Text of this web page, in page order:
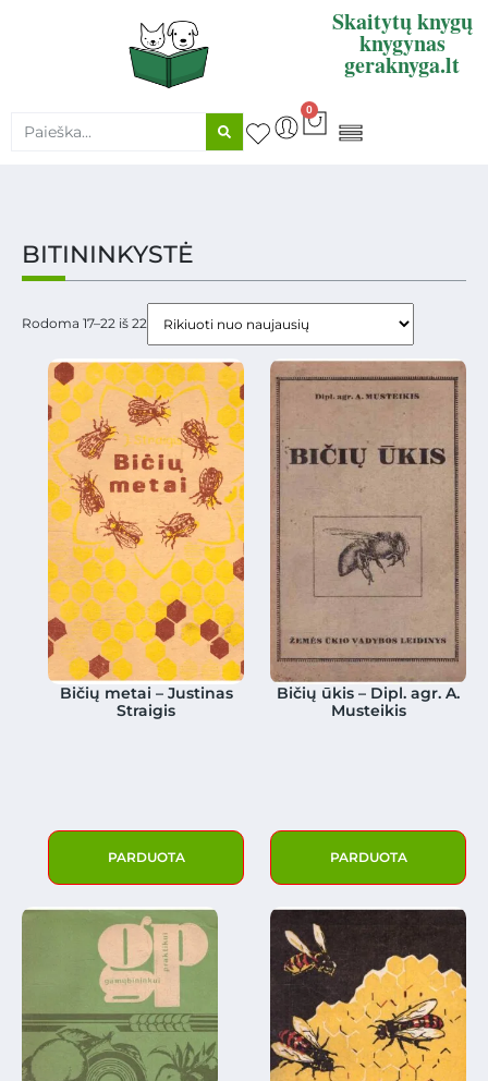
Skaitytų knygų
knygynas
geraknyga.lt
0
BITININKYSTĖ
Rodoma 17–22 iš 22
Bičių metai – Justinas
Straigis
PARDUOTA
Bičių ūkis – Dipl. agr. A.
Musteikis
PARDUOTA